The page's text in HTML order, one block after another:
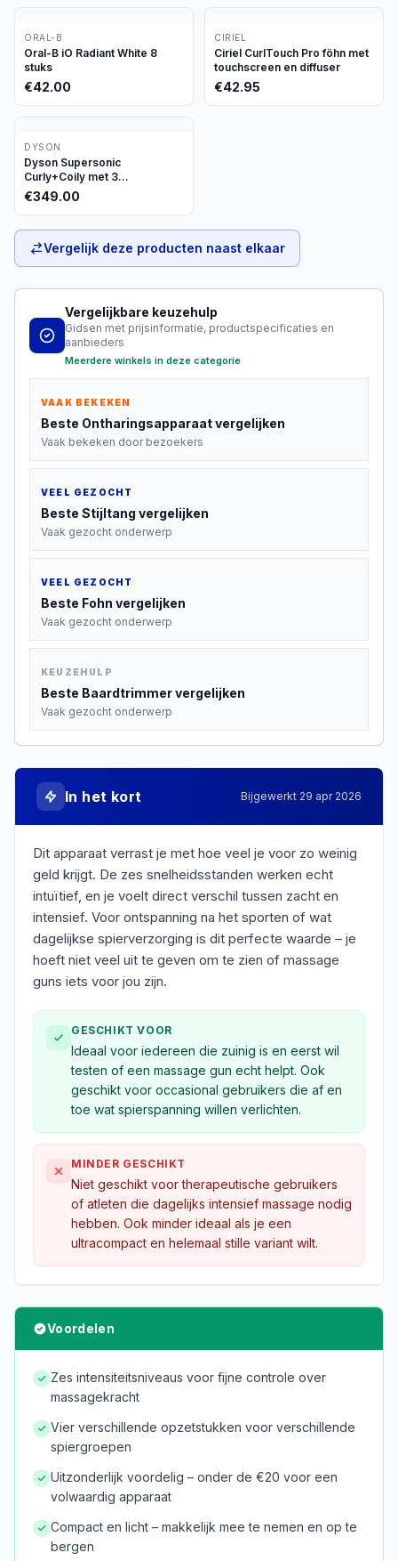
ORAL-B
Oral-B iO Radiant White 8
stuks
€42.00
CIRIEL
Ciriel CurlTouch Pro föhn met
touchscreen en diffuser
€42.95
DYSON
Dyson Supersonic
Curly+Coily met 3
opzetstukken
€349.00
Vergelijk deze producten naast elkaar
Vergelijkbare keuzehulp
Gidsen met prijsinformatie, productspecificaties en
aanbieders
Meerdere winkels in deze categorie
VAAK BEKEKEN
Beste Ontharingsapparaatvergelijken
Vaak bekeken door bezoekers
VEEL GEZOCHT
Beste Stijltang vergelijken
Vaak gezocht onderwerp
VEEL GEZOCHT
Beste Fohn vergelijken
Vaak gezocht onderwerp
KEUZEHULP
Beste Baardtrimmervergelijken
Vaak gezocht onderwerp
In het kort Bijgewerkt 29 apr 2026
Dit apparaat verrast je met hoe veel je voor zo weinig
geld krijgt. De zes snelheidsstanden werken echt
intuïtief, en je voelt direct verschil tussen zacht en
intensief. Voor ontspanning na het sporten of wat
dagelijkse spierverzorging is dit perfecte waarde – je
hoeft niet veel uit te geven om te zien of massage
guns iets voor jou zijn.
GESCHIKT VOOR
Ideaal voor iedereen die zuinig is en eerst wil
testen of een massage gun echt helpt. Ook
geschikt voor occasional gebruikers die af en
toe wat spierspanning willen verlichten.
MINDER GESCHIKT
Niet geschikt voor therapeutische gebruikers
of atleten die dagelijks intensief massage nodig
hebben. Ook minder ideaal als je een
ultracompact en helemaal stille variant wilt.
Voordelen
Zes intensiteitsniveaus voor fijne controle over
massagekracht
Vier verschillende opzetstukken voor verschillende
spiergroepen
Uitzonderlijk voordelig – onder de €20 voor een
volwaardig apparaat
Compact en licht – makkelijk mee te nemen en op te
bergen